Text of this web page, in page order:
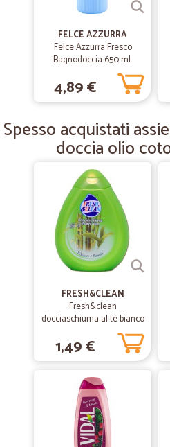
—Gianfranco R.
Spedito in 24 ore...Ok
— Roberta G.
Tempi di consegna rispettati…
trasportate si possono sbriciolare. Grazie
FELCE AZZURRA
Felce Azzurra Fresco
Bagnodoccia 650 ml.
4,89 €
Spesso acquistati
doccia olio
FRESH&CLEAN
Fresh&clean
docciaschiuma al tè bianco
e bambù - ml.250
1,49 €